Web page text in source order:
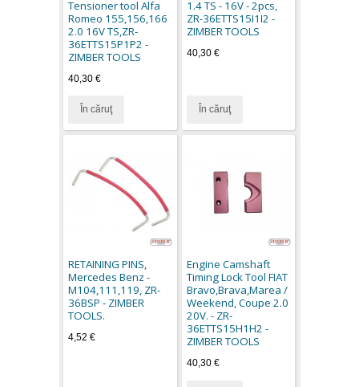
Tensioner tool Alfa
Romeo 155,156,166
2.0 16V TS,ZR-
36ETTS15P1P2 -
ZIMBER TOOLS
40,30 €
În căruţ
1.4 TS - 16V - 2pcs,
ZR-36ETTS15I1I2 -
ZIMBER TOOLS
40,30 €
În căruţ
RETAINING PINS,
Mercedes Benz -
M104,111,119, ZR-
36BSP - ZIMBER
TOOLS.
4,52 €
Engine Camshaft
Timing Lock Tool FIAT
Bravo,Brava,Marea /
Weekend, Coupe 2.0
20V. - ZR-
36ETTS15H1H2 -
ZIMBER TOOLS
40,30 €